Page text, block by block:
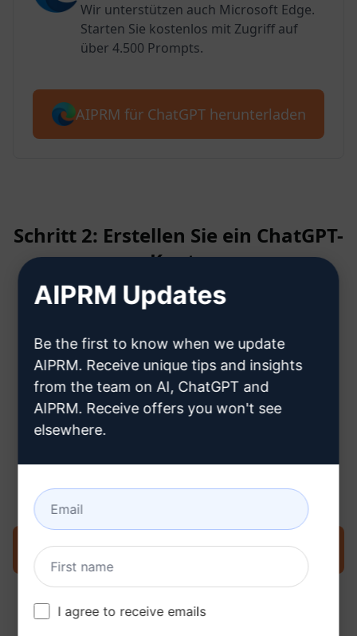
Wir unterstützen auch Microsoft Edge.
Starten Sie kostenlos mit Zugriff auf
über 4.500 Prompts.
AIPRM für ChatGPT herunterladen
Schritt 2: Erstellen Sie ein ChatGPT-
Konto
ChatGPT-Konto erstellen können
Prompt jetzt in ChatGPT ausprobieren
AIPRM Updates
Be the first to know when we update
AIPRM. Receive unique tips and insights
from the team on AI, ChatGPT and
AIPRM. Receive offers you won't see
elsewhere.
I agree to receive emails